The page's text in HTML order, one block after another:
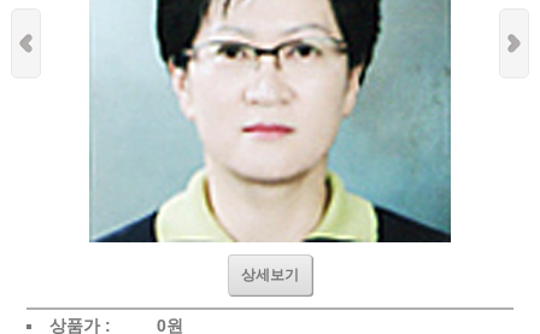
상세보기
상품가 : 0원